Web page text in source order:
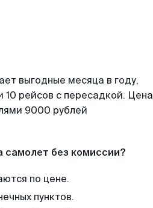
выгодные месяца в году,
рейсов с пересадкой. Цена
9000 рублей
самолет без комиссии?
по цене.
пунктов.